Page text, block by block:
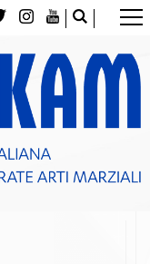
e Tesseramenti
di 100 atleti